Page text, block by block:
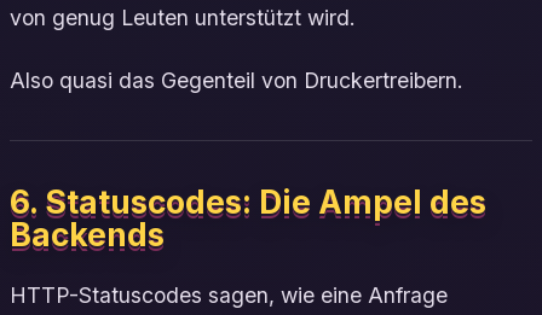
von genug Leuten unterstützt wird.
Also quasi das Gegenteil von Druckertreibern.
6. Statuscodes: Die Ampel des
Backends
HTTP-Statuscodes sagen, wie eine Anfrage